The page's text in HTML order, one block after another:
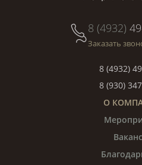
8 (4932)
Заказать
8 (4932)
8 (930)
О